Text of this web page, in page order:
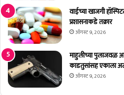
वाईच्या खाजगी
प्रशासनाकडे तक्रार
ऑगस्ट 9, 2026
माहुलीच्या पुलाजवळ
काडतुसांसह एकाला
ऑगस्ट 9, 2026